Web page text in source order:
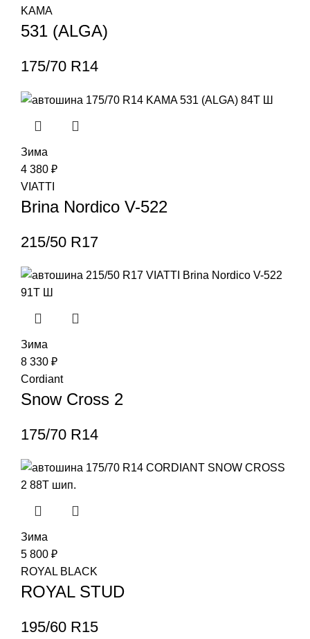
KAMA
531 (ALGA)
175/70 R14
Зима
4 380 ₽
VIATTI
Brina Nordico V-522
215/50 R17
Зима
8 330 ₽
Cordiant
Snow Cross 2
175/70 R14
Зима
5 800 ₽
ROYAL BLACK
ROYAL STUD
195/60 R15